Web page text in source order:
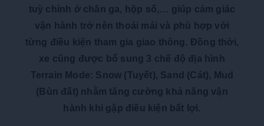
tuỳ chỉnh ở chân ga, hộp số,… giúp cảm giác
vận hành trở nên thoải mái và phù hợp với
từng điều kiện tham gia giao thông. Đồng thời,
xe cũng được bổ sung 3 chế độ địa hình
Terrain Mode: Snow (Tuyết), Sand (Cát), Mud
(Bùn đất) nhằm tăng cường khả năng vận
hành khi gặp điều kiện bất lợi.